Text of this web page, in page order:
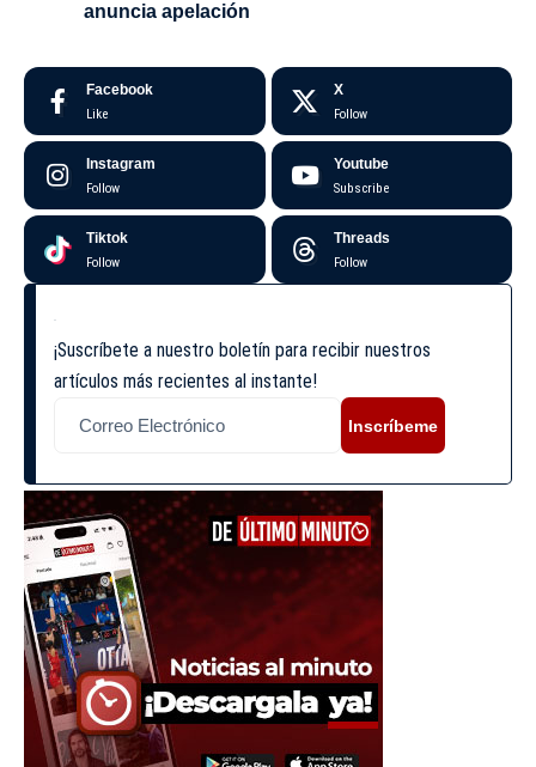
anuncia apelación
Facebook
Like
X
Follow
Instagram
Follow
Youtube
Subscribe
Tiktok
Follow
Threads
Follow
¡Suscríbete a nuestro boletín para recibir nuestros
artículos más recientes al instante!
Inscríbeme